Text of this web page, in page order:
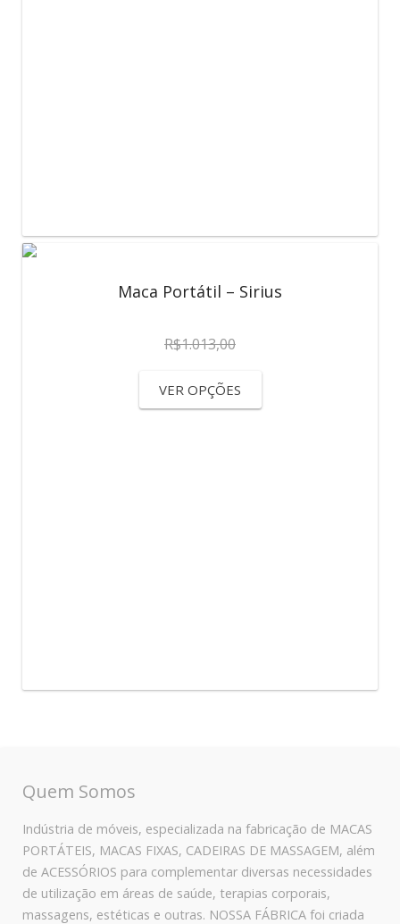
Maca Portátil – Sirius
R$1.013,00
VER OPÇÕES
Quem Somos
Indústria de móveis, especializada na fabricação de MACAS
PORTÁTEIS, MACAS FIXAS, CADEIRAS DE MASSAGEM, além
de ACESSÓRIOS para complementar diversas necessidades
de utilização em áreas de saúde, terapias corporais,
massagens, estéticas e outras. NOSSA FÁBRICA foi criada